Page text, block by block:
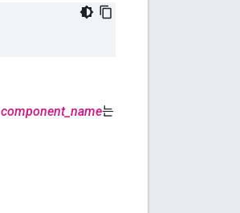
component_name는